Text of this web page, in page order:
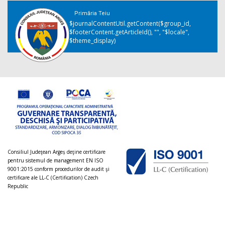
Primăria Teiu
$journalContentUtil.getContent($group_id,
$footerContent.getArticleId(), "", "$locale",
$theme_display)
Consiliul Judeţean Argeș deţine certificare
pentru sistemul de management EN ISO
9001:2015 conform procedurilor de audit şi
certificare ale LL-C (Certification) Czech
Republic